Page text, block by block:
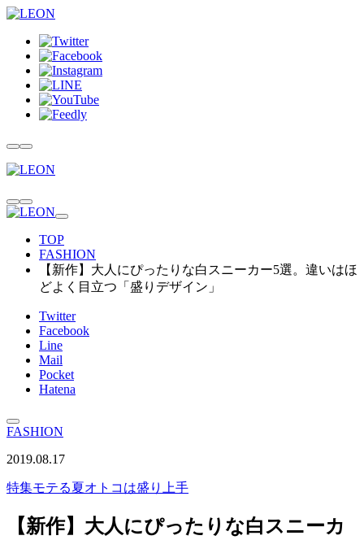
TOP
FASHION
【新作】大人にぴったりな白スニーカー5選。違いはほ
どよく目立つ「盛りデザイン」
Twitter
Facebook
Line
Mail
Pocket
Hatena
FASHION
2019.08.17
特集モテる夏オトコは盛り上手
【新作】大人にぴったりな白スニーカ